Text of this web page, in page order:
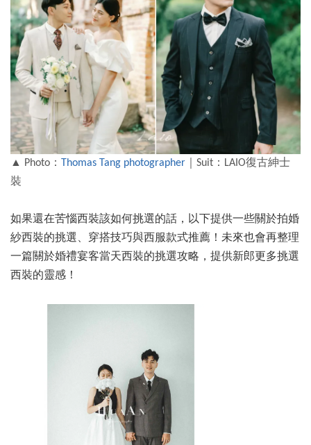
▲ Photo： Thomas Tang photographer ｜Suit：LAIO復古紳士
裝
如果還在苦惱西裝該如何挑選的話，以下提供一些關於拍婚
紗西裝的挑選、穿搭技巧與西服款式推薦！未來也會再整理
一篇關於婚禮宴客當天西裝的挑選攻略，提供新郎更多挑選
西裝的靈感！